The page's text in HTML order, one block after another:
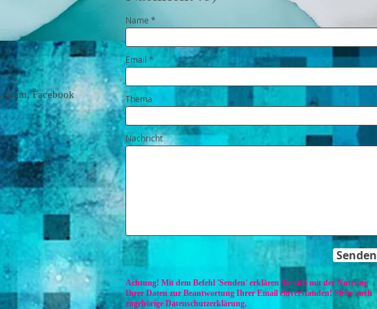
Facebook
Name
Email
Thema
Nachricht
Senden
Achtung! Mit dem Befehl 'Senden' erklären Sie sich mit der Nutzung
Ihrer Daten zur Beantwortung Ihrer Email einverstanden! Siehe auch
zugehörige Datenschutzerklärung.